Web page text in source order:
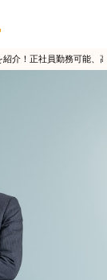
介！正社員勤務可能、